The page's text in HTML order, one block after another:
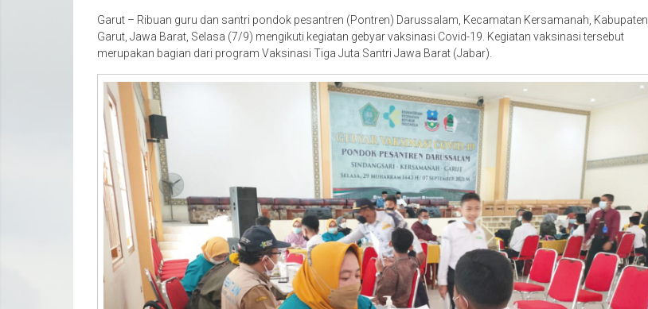
Garut – Ribuan guru dan santri pondok pesantren (Pontren) Darussalam, Kecamatan Kersamanah, Kabupaten
Garut, Jawa Barat, Selasa (7/9) mengikuti kegiatan gebyar vaksinasi Covid-19. Kegiatan vaksinasi tersebut
merupakan bagian dari program Vaksinasi Tiga Juta Santri Jawa Barat (Jabar).